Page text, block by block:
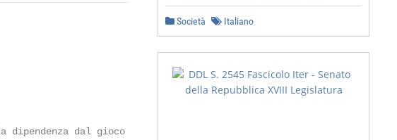
4
4
4
4
dal gioco
Società Italiano